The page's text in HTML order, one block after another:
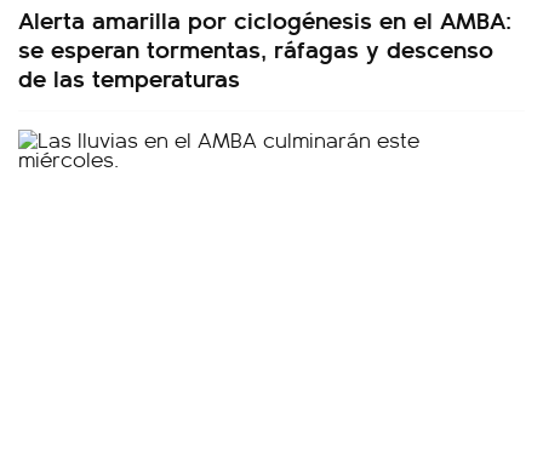
Alerta amarilla por ciclogénesis en el AMBA:
se esperan tormentas, ráfagas y descenso
de las temperaturas